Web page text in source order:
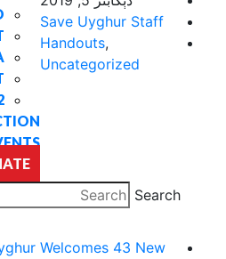
Save Uyghur Staff
Handouts,
Uncategorized
Search
Welcomes 43 New